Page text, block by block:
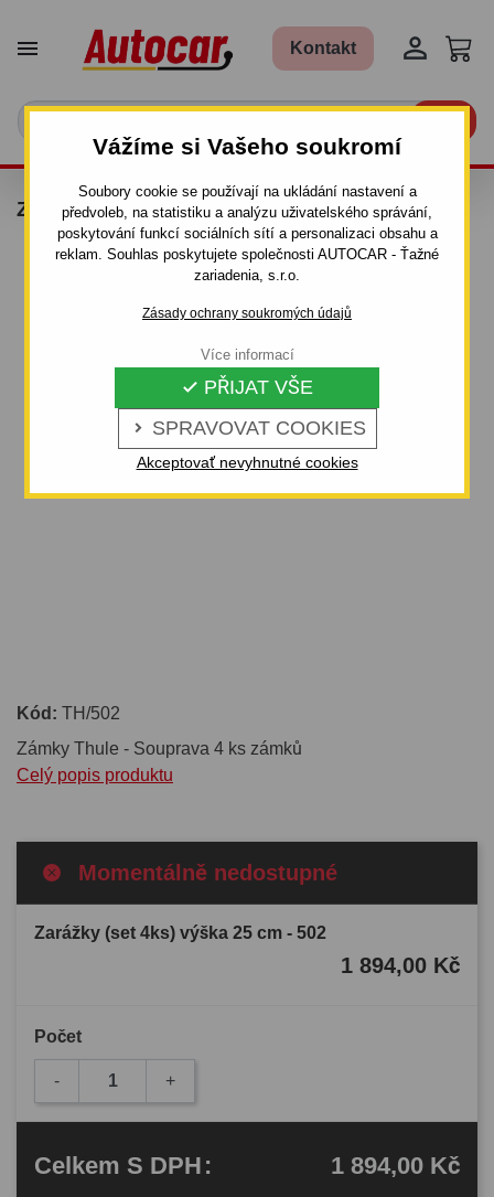
Vážíme si Vašeho soukromí
Soubory cookie se používají na ukládání nastavení a
předvoleb, na statistiku a analýzu uživatelského správání,
poskytování funkcí sociálních sítí a personalizaci obsahu a
reklam. Souhlas poskytujete společnosti AUTOCAR - Ťažné
zariadenia, s.r.o.
Zásady ochrany soukromých údajů
 SPRAVOVAT COOKIES
 PŘIJAT VŠE
Akceptovať nevyhnutné cookies
Více informací
 Kontakt 
ZARÁŽKY (SET 4KS) VÝŠKA 25 CM - 502
Kód: TH/502
Zámky Thule - Souprava 4 ks zámků
Celý popis produktu
Momentálně nedostupné
Zarážky (set 4ks) výška 25 cm - 502
1 894,00 Kč
Počet
- +
Celkem S DPH: 1 894,00 Kč